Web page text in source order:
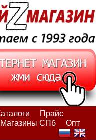
Прайс
Магазины СПб
Опт